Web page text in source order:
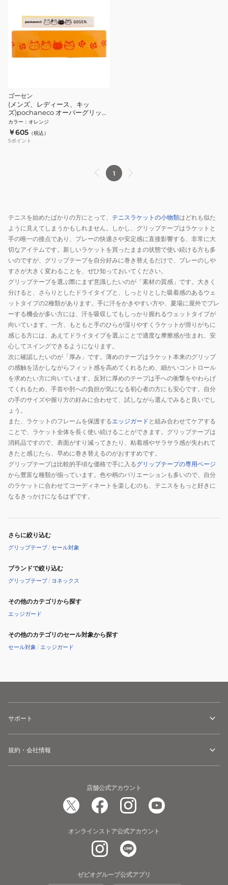
ゴーセン
(メンズ、レディース、キッ
ズ)pochaneco オーバーグリップ
NGP01OR
カラー ： オレンジ
￥605 （税込）
5ポイント
1
テニスを始めたばかりの方にとって、 テニスラケットの小物類はどれも似た
ように見えてしまうかもしれません。しかし、グリップテープはラケットと
手の唯一の接点であり、プレーの快適さや安定感に直接影響する、非常に大
切なアイテムです。新しいラケットを買ったままの状態で使い続ける方も多
いのですが、グリップテープを自分好みに巻き替えるだけで、プレーのしや
すさが大きく変わることを、ぜひ知っておいてください。
グリップテープを選ぶ際にまず意識したいのが「素材の質感」です。大きく
分けると、さらりとしたドライタイプと、しっとりとした吸着感のあるウェ
ットタイプの2種類があります。手に汗をかきやすい方や、夏場に屋外でプレ
ーする機会が多い方には、汗を吸収してもしっかり握れるウェットタイプが
向いています。一方、もともと手のひらが湿りやすくラケットが滑りがちに
感じる方には、あえてドライタイプを選ぶことで適度な摩擦感が生まれ、安
心してスイングできるようになります。
次に確認したいのが「厚み」です。薄めのテープはラケット本来のグリップ
の感触を活かしながらフィット感を高めてくれるため、細かいコントロール
を求めたい方に向いています。反対に厚めのテープは手への衝撃をやわらげ
てくれるため、手首や肘への負担が気になる初心者の方にも安心です。自分
の手のサイズや握り方の好みに合わせて、試しながら選んでみると良いでし
ょう。
また、ラケットのフレームを保護するエッジガード と組み合わせてケアする
ことで、ラケット全体を長く使い続けることができます。グリップテープは
消耗品ですので、表面がすり減ってきたり、粘着感やサラサラ感が失われて
きたと感じたら、早めに巻き替えるのがおすすめです。
グリップテープは比較的手頃な価格で手に入るグリップテープの専用ページ
から豊富な種類が揃っています。色や柄のバリエーションも多いので、自分
のラケットに合わせてコーディネートを楽しむのも、テニスをもっと好きに
なるきっかけになるはずです。
さらに絞り込む
グリップテープ/セール対象
ブランドで絞り込む
グリップテープ/ ヨネックス
その他のカテゴリから探す
エッジガード
その他のカテゴリのセール対象から探す
セール対象 /エッジガード
サポート
規約・会社情報
店舗公式アカウント
オンラインストア公式アカウント
ゼビオグループ公式アプリ